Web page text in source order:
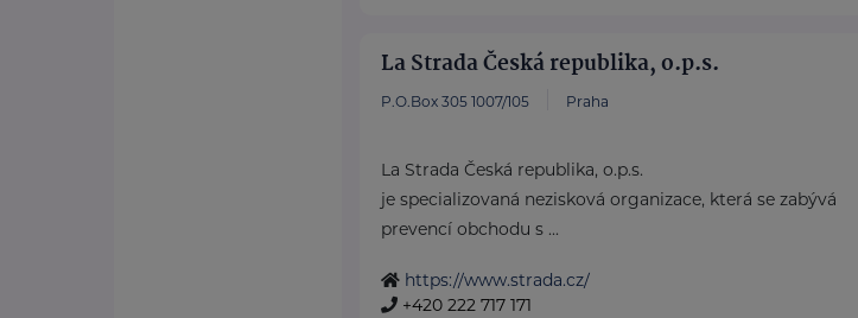
La Strada Česká republika, o.p.s.
P.O.Box 305 1007/105 Praha
La Strada Česká republika, o.p.s.
je specializovaná nezisková organizace, která se zabývá
prevencí obchodu s ...
https://www.strada.cz/
+420 222 717 171